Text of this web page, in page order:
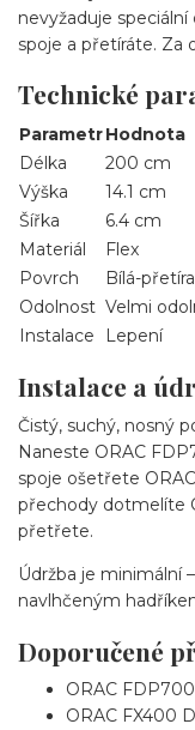
nevyžaduje
spoje a přetíráte. Za
Technické
ParametrHodnota
Délka
200 cm
Výška
14.1 cm
Šířka
6.4 cm
Materiál
Flex
Povrch
Bílá-
Odolnost Velmi
Instalace
Lepení
Instalace a
Čistý, suchý, nosný
Naneste ORAC
spoje ošetřete
přechody dotmelíte
přetřete.
Údržba je minimální
navlhčeným
Doporučené
ORAC
ORAC FX400